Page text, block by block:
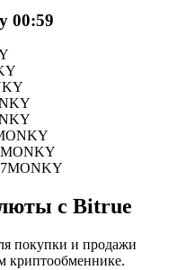
00:59
MONKY
MONKY
с Bitrue
покупки и продажи
криптообменнике.